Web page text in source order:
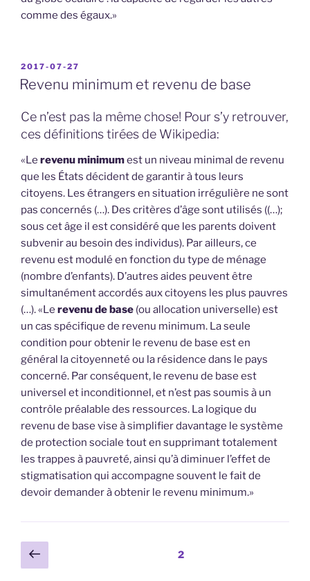
comme des égaux.»
PUBLIÉ
LE
2017-07-27
Revenu minimum et revenu de base
Ce n’est pas la même chose! Pour s’y retrouver,
ces définitions tirées de Wikipedia:
«Le revenu minimumest un niveau minimal de revenu
que les États décident de garantir à tous leurs
citoyens. Les étrangers en situation irrégulière ne sont
pas concernés (…). Des critères d’âge sont utilisés ((…);
sous cet âge il est considéré que les parents doivent
subvenir au besoin des individus). Par ailleurs, ce
revenu est modulé en fonction du type de ménage
(nombre d’enfants). D’autres aides peuvent être
simultanément accordés aux citoyens les plus pauvres
(…). «Le revenu de base (ou allocation universelle) est
un cas spécifique de revenu minimum. La seule
condition pour obtenir le revenu de base est en
général la citoyenneté ou la résidence dans le pays
concerné. Par conséquent, le revenu de base est
universel et inconditionnel, et n’est pas soumis à un
contrôle préalable des ressources. La logique du
revenu de base vise à simplifier davantage le système
de protection sociale tout en supprimant totalement
les trappes à pauvreté, ainsi qu’à diminuer l’effet de
stigmatisation qui accompagne souvent le fait de
devoir demander à obtenir le revenu minimum.»
Pagination
des
Page
précédente
Page2